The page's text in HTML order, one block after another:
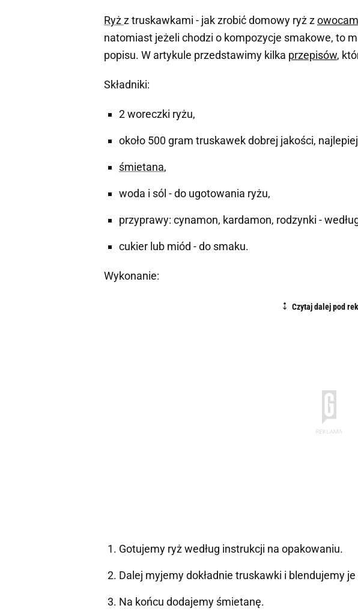
Ryżz truskawkami - jak zrobić domowy ryż z
natomiast jeżeli chodzi o kompozycje smakowe, to
popisu. W artykule przedstawimy kilka przepisów,
Składniki:
2 woreczki ryżu,
około 500 gram truskawek dobrej jakości,
śmietana,
woda i sól - do ugotowania ryżu,
przyprawy: cynamon, kardamon, rodzynki -
cukier lub miód - do smaku.
Wykonanie:
Gotujemy ryż według instrukcji na opakowaniu.
Dalej myjemy dokładnie truskawki i blendujemy
Na końcu dodajemy śmietanę.